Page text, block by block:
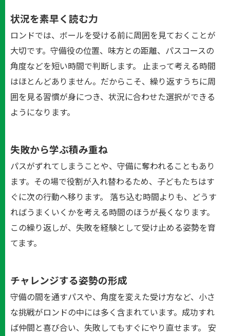
状況を素早く読む力
ロンドでは、ボールを受ける前に周囲を見ておくことが
大切です。守備役の位置、味方との距離、パスコースの
角度などを短い時間で判断します。 止まって考える時間
はほとんどありません。だからこそ、繰り返すうちに周
囲を見る習慣が身につき、状況に合わせた選択ができる
ようになります。
失敗から学ぶ積み重ね
パスがずれてしまうことや、守備に奪われることもあり
ます。その場で役割が入れ替わるため、子どもたちはす
ぐに次の行動へ移ります。 落ち込む時間よりも、どうす
ればうまくいくかを考える時間のほうが長くなります。
この繰り返しが、失敗を経験として受け止める姿勢を育
てます。
チャレンジする姿勢の形成
守備の間を通すパスや、角度を変えた受け方など、小さ
な挑戦がロンドの中には多く含まれています。成功すれ
ば仲間と喜び合い、失敗してもすぐにやり直せます。 安